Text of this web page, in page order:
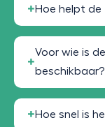
Hoe helpt
Voor wie is
beschikbaar?
Hoe snel is